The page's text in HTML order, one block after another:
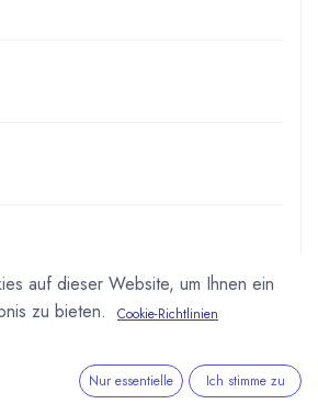
auf dieser Website, um Ihnen ein
zu bieten.
Cookie-Richtlinien
Nur essentielle Ich stimme zu